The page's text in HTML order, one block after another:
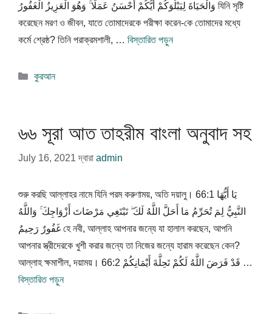
وَالْحَيَاةَ لِيَبْلُوَكُمْ أَيُّكُمْ أَحْسَنُ عَمَلًا ۚ وَهُوَ الْعَزِيزُ الْغَفُورُ যিনি সৃষ্টি
করেছেন মরণ ও জীবন, যাতে তোমাদেরকে পরীক্ষা করেন-কে তোমাদের মধ্যে
কর্মে শ্রেষ্ঠ? তিনি পরাক্রমশালী, … বিস্তারিত পড়ুন
বিভাগ
কুরআন
৬৬ সূরা আত তাহরীম বাংলা অনুবাদ সহ
July 16, 2021 দ্বারা admin
শুরু করছি আল্লাহর নামে যিনি পরম করুণাময়, অতি দয়ালু। 66:1 يَا أَيُّهَا
النَّبِيُّ لِمَ تُحَرِّمُ مَا أَحَلَّ اللَّهُ لَكَ ۖ تَبْتَغِي مَرْضَاتَ أَزْوَاجِكَ ۚ وَاللَّهُ
غَفُورٌ رَحِيمٌ হে নবী, আল্লাহ আপনার জন্যে যা হালাল করছেন, আপনি
আপনার স্ত্রীদেরকে খুশী করার জন্যে তা নিজের জন্যে হারাম করেছেন কেন?
আল্লাহ ক্ষমাশীল, দয়াময়। 66:2 قَدْ فَرَضَ اللَّهُ لَكُمْ تَحِلَّةَ أَيْمَانِكُمْ …
বিস্তারিত পড়ুন